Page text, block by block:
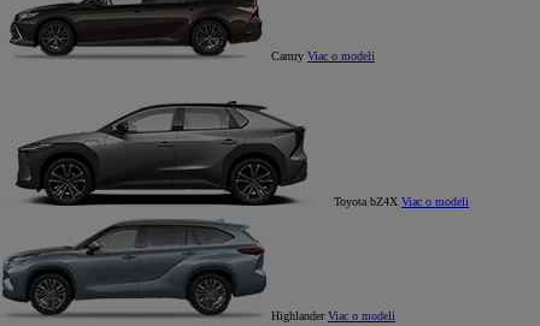
Camry Viac o modeli
Toyota bZ4X Viac o modeli
Highlander Viac o modeli